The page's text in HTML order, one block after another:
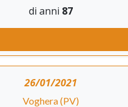
di anni 87
26/01/2021
Voghera (PV)